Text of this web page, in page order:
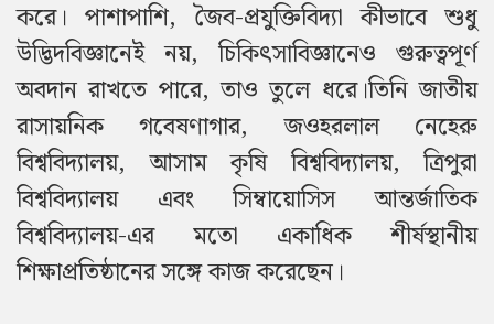
করে। পাশাপাশি, জৈব-প্রযুক্তিবিদ্যা কীভাবে শুধু
উদ্ভিদবিজ্ঞানেই নয়, চিকিৎসাবিজ্ঞানেও গুরুত্বপূর্ণ
অবদান রাখতে পারে, তাও তুলে ধরে।তিনি জাতীয়
রাসায়নিক গবেষণাগার, জওহরলাল নেহেরু
বিশ্ববিদ্যালয়, আসাম কৃষি বিশ্ববিদ্যালয়, ত্রিপুরা
বিশ্ববিদ্যালয় এবং সিম্বায়োসিস আন্তর্জাতিক
বিশ্ববিদ্যালয়-এর মতো একাধিক শীর্ষস্থানীয়
শিক্ষাপ্রতিষ্ঠানের সঙ্গে কাজ করেছেন।